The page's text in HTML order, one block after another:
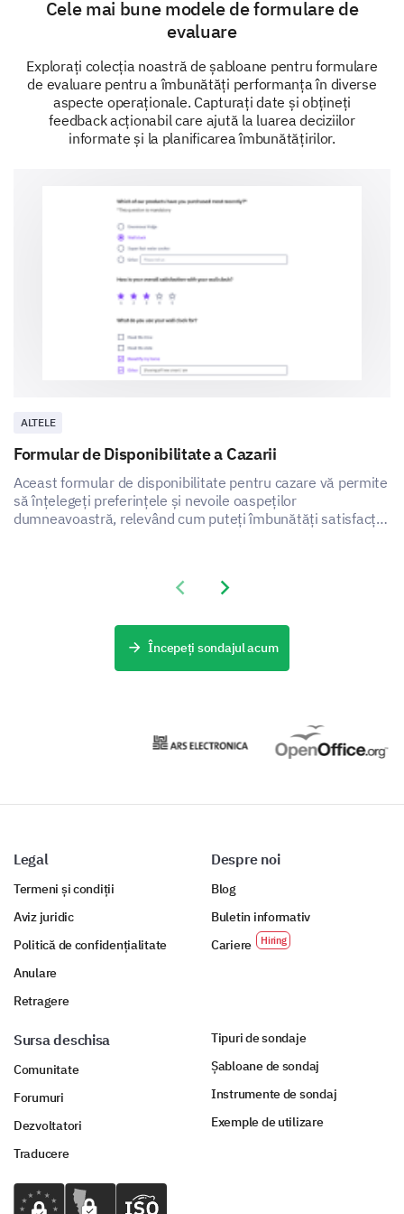
Maybe
Please enter your comment here:
Personal Information
Let's gather some general information.
Which gender do you identify with?
Female
How many years have you been a customer
with our company?
Cele mai bune modele de formulare de
evaluare
Explorați colecția noastră de șabloane pentru formulare
de evaluare pentru a îmbunătăți performanța în diverse
aspecte operaționale. Capturați date și obțineți
feedback acționabil care ajută la luarea deciziilor
informate și la planificarea îmbunătățirilor.
ALTELE
Formular de Disponibilitate a Cazarii
Aceast formular de disponibilitate pentru cazare vă permite
să înțelegeți preferințele și nevoile oaspeților
dumneavoastră, relevând cum puteți îmbunătăți satisfacția
Previous slide
Next slide
Începeți sondajul acum
Legal
Termeni și condiții
Aviz juridic
Politică de confidențialitate
Anulare
Retragere
Despre noi
Blog
Buletin informativ
Cariere
Sursa deschisa
Comunitate
Forumuri
Dezvoltatori
Traducere
Tipuri de sondaje
Șabloane de sondaj
Instrumente de sondaj
Exemple de utilizare